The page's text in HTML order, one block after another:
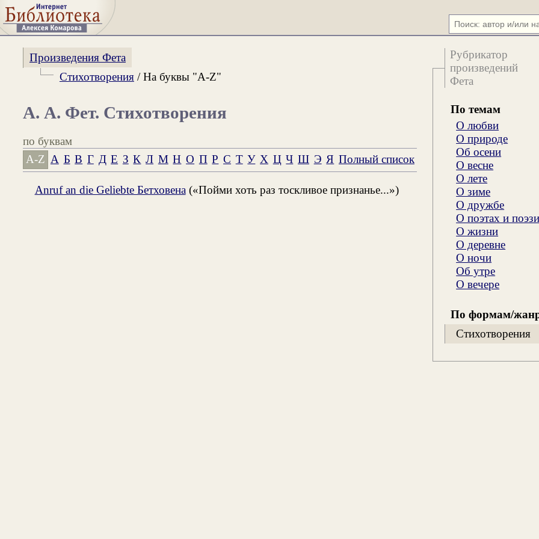
Рубрикатор
произведений
Фета
По темам
О любви
О природе
Об осени
О весне
О лете
О зиме
О дружбе
О поэтах и
О жизни
О деревне
О ночи
Об утре
О вечере
По формам/
Стихотворения
Произведения Фета
Стихотворения/ На буквы "A-Z"
А. А. Фет. Стихотворения
по буквам
A-Z А Б В Г Д Е З К Л М Н О П Р С Т У Х Ц Ч Ш Э Я Полный список
Anruf an die Geliebte Бетховена («Пойми хоть раз тоскливое признанье...»)